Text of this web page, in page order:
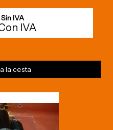
IVA
IVA
la cesta